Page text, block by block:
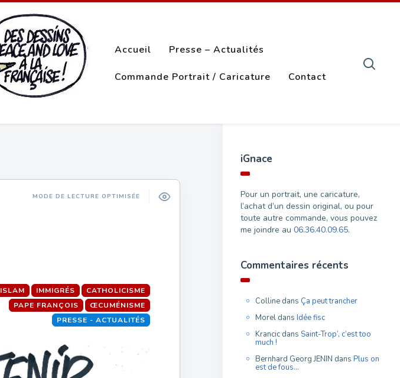
Accueil Presse – Actualités
Commande Portrait / Caricature Contact
MODE DE LECTURE OPTIMISÉE
CATHOLICISME
IMMIGRÉS
ISLAM
ŒCUMÉNISME
PAPE FRANÇOIS
PRESSE - ACTUALITÉS
iGnace
Pour un portrait, une caricature,
l’achat d’un dessin original, ou pour
toute autre commande, vous pouvez
me joindre au 06.36.40.09.65.
Commentaires récents
Colline dans Ça peut trancher
Morel dans Idée fisc
Krancic dans Saint-Trop’, c’est too
much !
Bernhard Georg JENIN dans Plus on
est de fous…